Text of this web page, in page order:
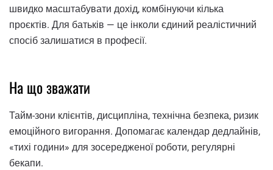
швидко масштабувати дохід, комбінуючи кілька
проєктів. Для батьків — це інколи єдиний реалістичний
спосіб залишатися в професії.
На що зважати
Тайм-зони клієнтів, дисципліна, технічна безпека, ризик
емоційного вигорання. Допомагає календар дедлайнів,
«тихі години» для зосередженої роботи, регулярні
бекапи.